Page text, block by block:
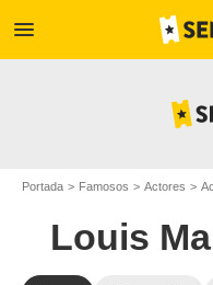
menu
Portada Famosos Actores
Louis